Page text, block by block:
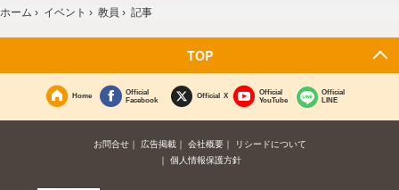
ホーム › イベント › 教員 › 記事
TOP
Home
Official
Facebook
Official X
Official
YouTube
Official
LINE
お問合せ 広告掲載 会社概要
リシードについて
個人情報保護方針